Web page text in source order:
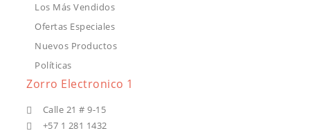
Los Más Vendidos
Ofertas Especiales
Nuevos Productos
Políticas
Zorro Electronico 1
Calle 21 # 9-15
+57 1 281 1432